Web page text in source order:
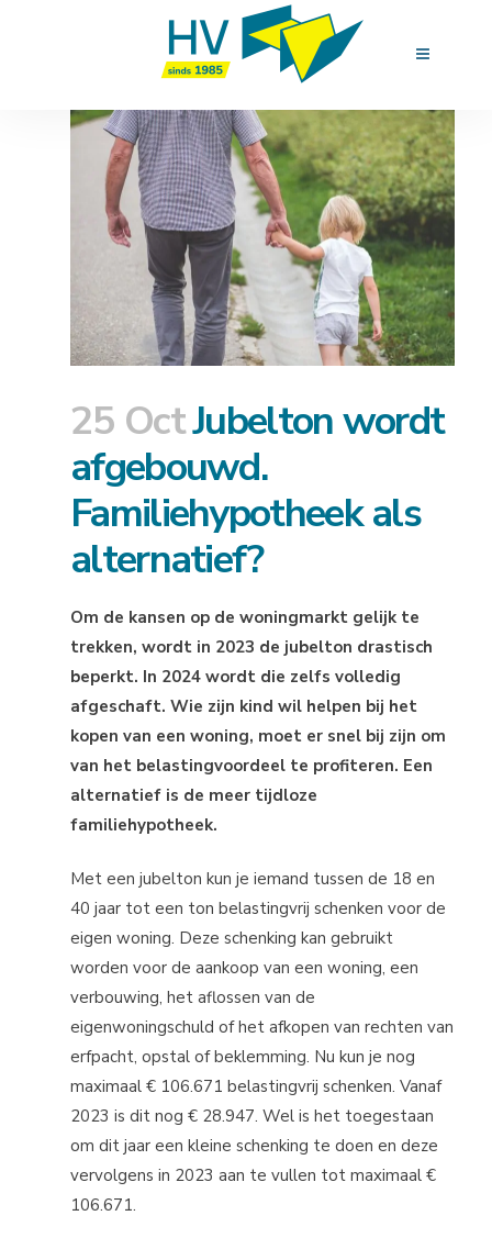
25 OctJubelton wordt
afgebouwd.
Familiehypotheek als
alternatief?
Om de kansen op de woningmarkt gelijk te
trekken, wordt in 2023 de jubelton drastisch
beperkt. In 2024 wordt die zelfs volledig
afgeschaft. Wie zijn kind wil helpen bij het
kopen van een woning, moet er snel bij zijn om
van het belastingvoordeel te profiteren. Een
alternatief is de meer tijdloze
familiehypotheek.
Met een jubelton kun je iemand tussen de 18 en
40 jaar tot een ton belastingvrij schenken voor de
eigen woning. Deze schenking kan gebruikt
worden voor de aankoop van een woning, een
verbouwing, het aflossen van de
eigenwoningschuld of het afkopen van rechten van
erfpacht, opstal of beklemming. Nu kun je nog
maximaal € 106.671 belastingvrij schenken. Vanaf
2023 is dit nog € 28.947. Wel is het toegestaan
om dit jaar een kleine schenking te doen en deze
vervolgens in 2023 aan te vullen tot maximaal €
106.671.